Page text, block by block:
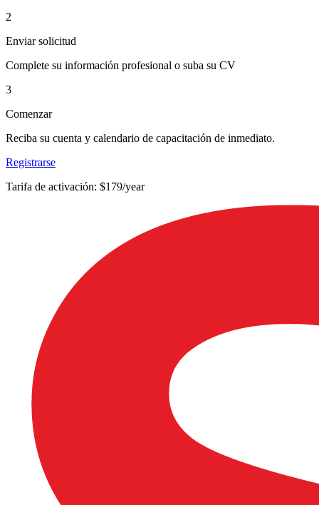
2
Enviar solicitud
Complete su información profesional o suba su CV
3
Comenzar
Reciba su cuenta y calendario de capacitación de inmediato.
Registrarse
Tarifa de activación: $179/year